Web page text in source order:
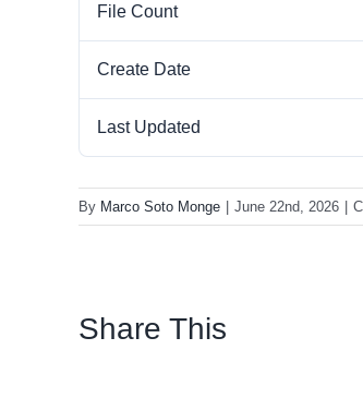
File Count
Create Date
Last Updated
By Marco Soto Monge | June 22nd, 2026 |
Share This